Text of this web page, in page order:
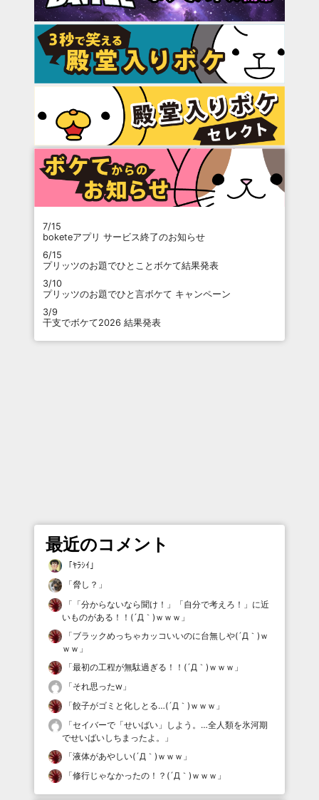
7/15
boketeアプリ サービス終了のお知らせ
6/15
プリッツのお題でひとことボケて結果発表
3/10
プリッツのお題でひと言ボケて キャンペーン
3/9
干支でボケて2026 結果発表
最近のコメント
「ﾔﾗｼｲ 」
「脅し？ 」
「 「分からないなら聞け！」「自分で考えろ！」に近
いものがある！！(´Д｀)ｗｗｗ 」
「ブラックめっちゃカッコいいのに台無しや(´Д｀)ｗ
ｗｗ 」
「最初の工程が無駄過ぎる！！(´Д｀)ｗｗｗ 」
「それ思ったw 」
「餃子がゴミと化しとる…(´Д｀)ｗｗｗ 」
「セイバーで「せいばい」しよう。…全人類を氷河期
でせいばいしちまったよ。
」
「液体があやしい(´Д｀)ｗｗｗ 」
「修行じゃなかったの！？(´Д｀)ｗｗｗ 」